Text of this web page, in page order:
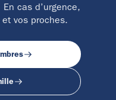
cas d’urgence,
vos proches.